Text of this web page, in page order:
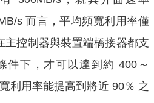
s 而言，平均頻寬利用率僅
主控制器與裝置端橋接器都支
件下，才可以達到約 400～
利用率能提高到將近 90％ 之